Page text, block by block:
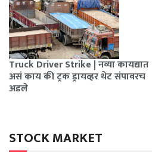
Truck Driver Strike | नव्या कायद्यात
असं काय की ट्रक ड्रायव्हर थेट संपावरच
अडले
STOCK MARKET